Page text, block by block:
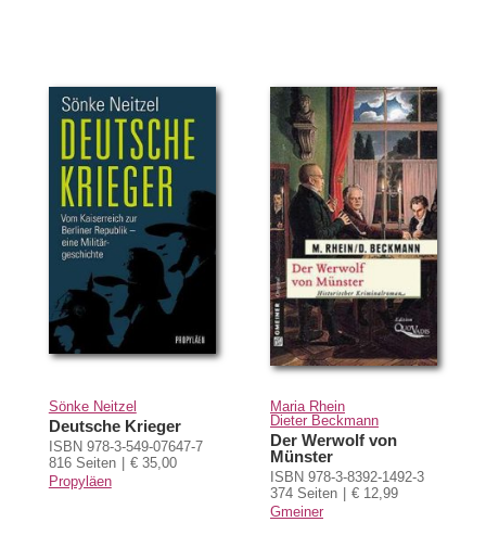
Sönke Neitzel
Deutsche Krieger
ISBN 978-3-549-07647-7
816 Seiten
€ 35,00
Propyläen
Maria Rhein
Dieter Beckmann
Der Werwolf von
Münster
ISBN 978-3-8392-1492-3
374 Seiten
€ 12,99
Gmeiner